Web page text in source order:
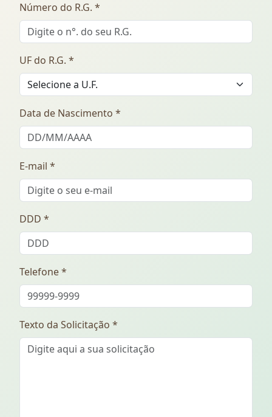
Número do R.G. *
UF do R.G. *
Data de Nascimento *
E-mail *
DDD *
Telefone *
Texto da Solicitação *